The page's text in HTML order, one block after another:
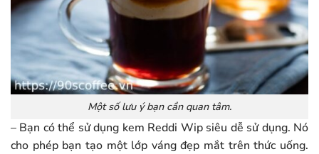
Một số lưu ý bạn cần quan tâm.
– Bạn có thể sử dụng kem Reddi Wip siêu dễ sử dụng. Nó
cho phép bạn tạo một lớp váng đẹp mắt trên thức uống.